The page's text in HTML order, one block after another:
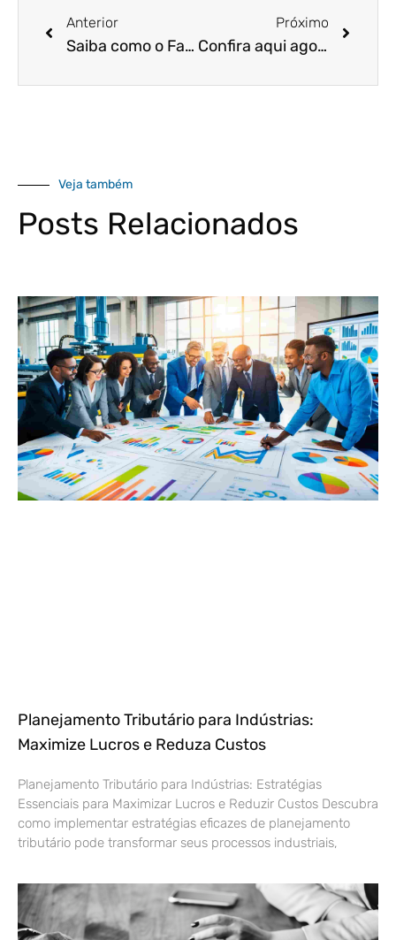
Anterior
Saiba como o Fator R pode ajudar você a pagar menos impostos!
Próximo
Confira aqui agora as mudanças previstas para as férias coletivas!
Veja também
Posts Relacionados
Planejamento Tributário para Indústrias:
Maximize Lucros e Reduza Custos
Planejamento Tributário para Indústrias: Estratégias
Essenciais para Maximizar Lucros e Reduzir Custos Descubra
como implementar estratégias eficazes de planejamento
tributário pode transformar seus processos industriais,